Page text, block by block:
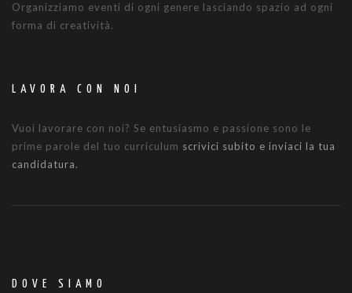
Organizziamo eventi di ogni genere lasciando spazio ad ogni
forma di creatività.
LAVORA CON NOI
Vuoi lavorare con noi? Se entusiasmo e passione sono le
prime parole del tuo curriculum scrivici subito e inviaci la tua
candidatura.
DOVE SIAMO